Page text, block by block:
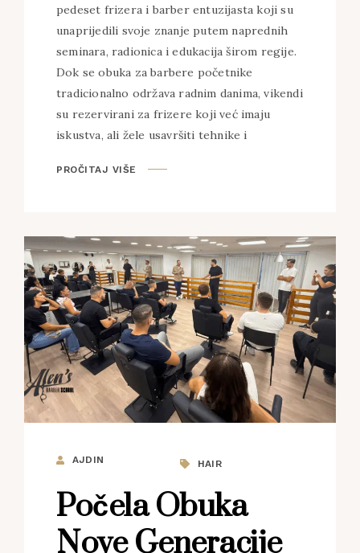
pedeset frizera i barber entuzijasta koji su
unaprijedili svoje znanje putem naprednih
seminara, radionica i edukacija širom regije.
Dok se obuka za barbere početnike
tradicionalno održava radnim danima, vikendi
su rezervirani za frizere koji već imaju
iskustva, ali žele usavršiti tehnike i
PROČITAJ VIŠE
AJDIN HAIR
Počela Obuka
Nove Generacije